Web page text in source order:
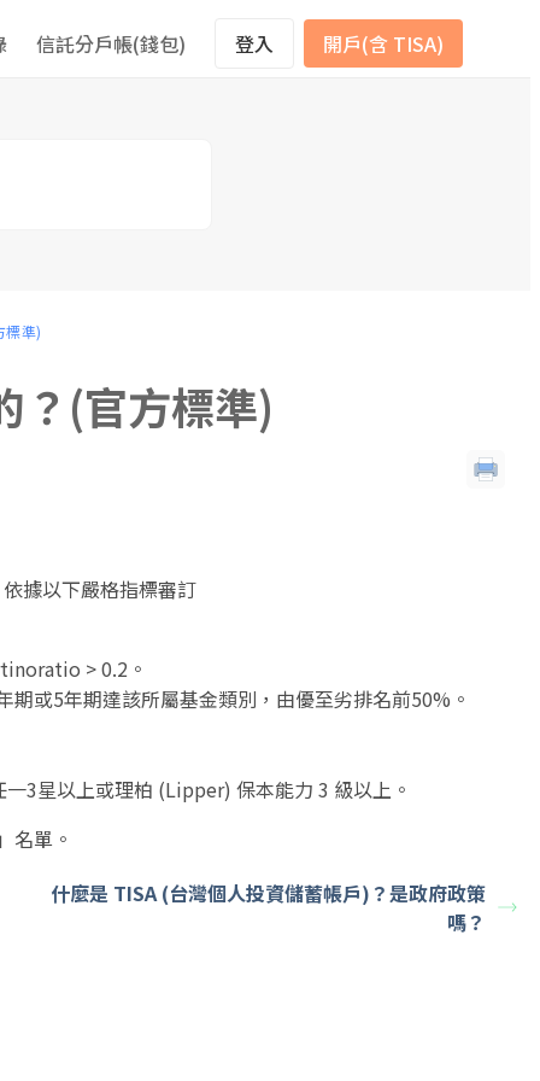
信託分戶帳(錢包) 登入 開戶(含 TISA)
標準)
？(官方標準)
據以下嚴格指標審訂
> 0.2。
或5年期達該所屬基金類別，由優至劣排名前50%。
3星以上或理柏 (Lipper) 保本能力 3 級以上。
名單。
什麼是 TISA (台灣個人投資儲蓄帳戶)？是政府政策
嗎？